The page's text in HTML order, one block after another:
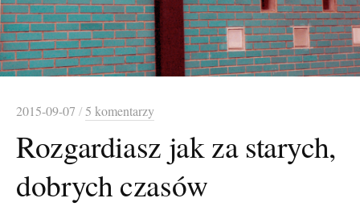
2015-09-07 /5 komentarzy
Rozgardiasz jak za starych,
dobrych czasów